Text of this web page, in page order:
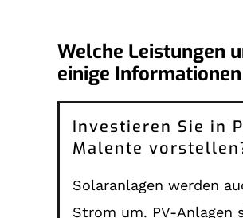
Welche Leistungen
einige
Investieren Sie in
Malente
Solaranlagen werden
Strom um. PV-Anlagen